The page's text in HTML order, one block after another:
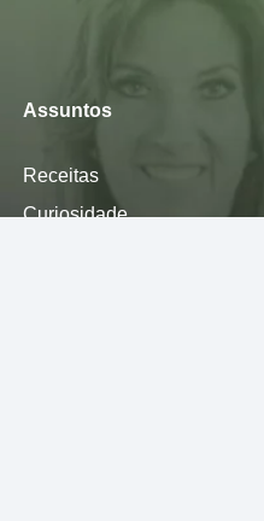
Assuntos
Receitas
Curiosidade